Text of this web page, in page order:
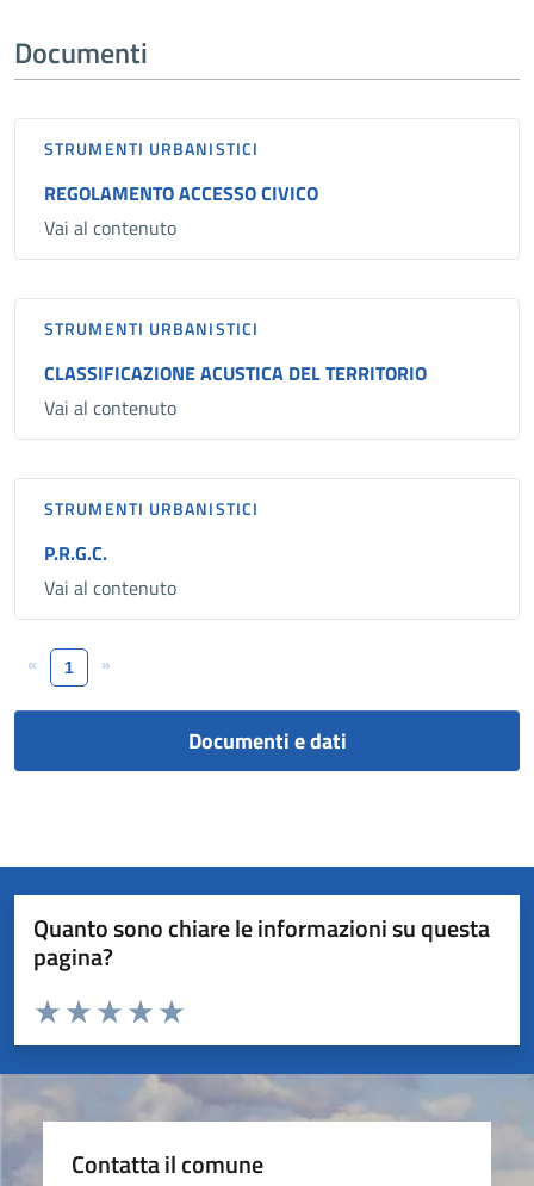
Documenti
STRUMENTI URBANISTICI
REGOLAMENTO ACCESSO CIVICO
Vai al contenuto
STRUMENTI URBANISTICI
CLASSIFICAZIONE ACUSTICA DEL TERRITORIO
Vai al contenuto
STRUMENTI URBANISTICI
P.R.G.C.
Vai al contenuto
« 1 »
Documenti e dati
Quanto sono chiare le informazioni su questa
pagina?
Valuta da 1 a 5 stelle la pagina
Valuta 5 stelle su 5
Valuta 4 stelle su 5
Valuta 3 stelle su 5
Valuta 2 stelle su 5
Valuta 1 stelle su 5
Contatta il comune